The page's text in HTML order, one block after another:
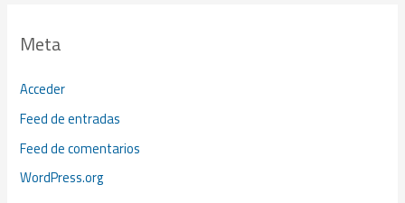
Meta
Acceder
Feed de entradas
Feed de comentarios
WordPress.org